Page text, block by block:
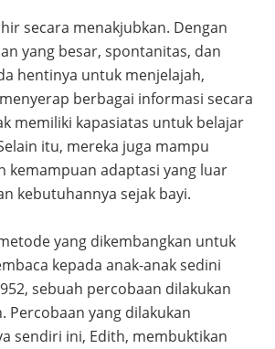
secara menakjubkan. Dengan
yang besar, spontanitas, dan
hentinya untuk menjelajah,
berbagai informasi secara
memiliki kapasiatas untuk belajar
itu, mereka juga mampu
kemampuan adaptasi yang luar
kebutuhannya sejak bayi.
yang dikembangkan untuk
kepada anak-anak sedini
sebuah percobaan dilakukan
Percobaan yang dilakukan
sendiri ini, Edith, membuktikan